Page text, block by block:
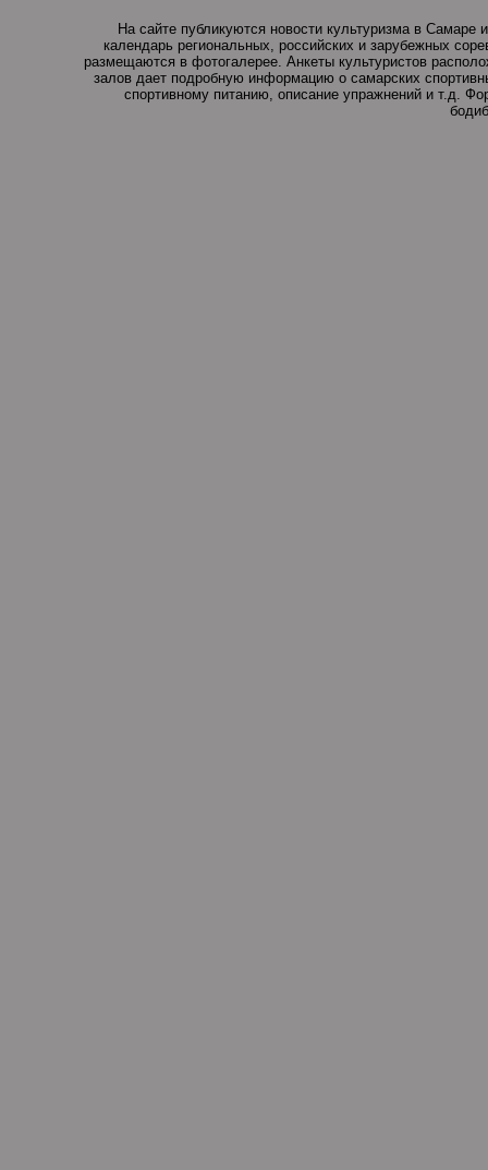
На сайте публикуются новости культуризма в
календарь региональных, российских и зарубежных
размещаются в фотогалерее. Анкеты культуристов
залов дает подробную информацию о самарских
спортивному питанию, описание упражнений и т.д.